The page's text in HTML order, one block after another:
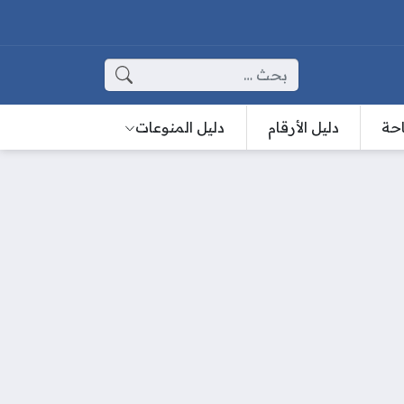
البحث عن:
دليل الأرقام دليل المنوعات